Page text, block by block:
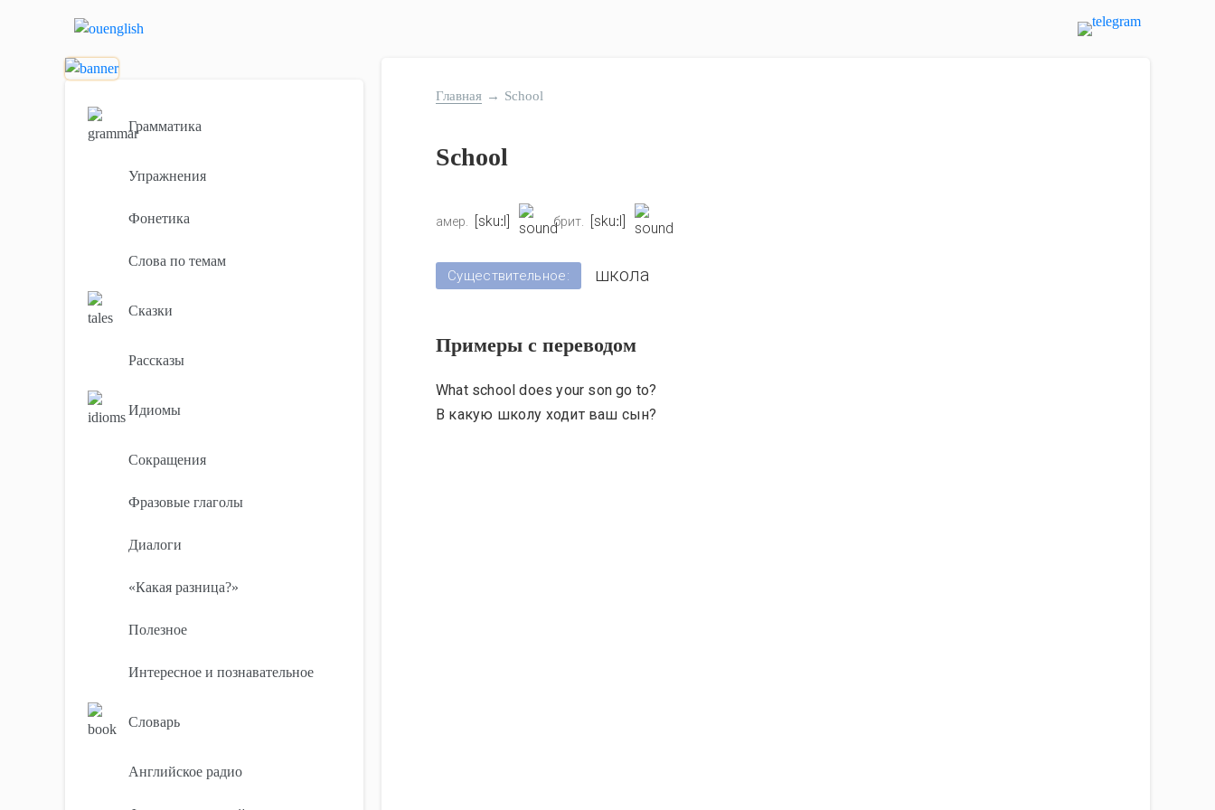
Главная → School
School
амер. [skuːl] брит. [skuːl]
Существительное: школа
Примеры с переводом
What school does your son go to?
В какую школу ходит ваш сын?
Грамматика
Упражнения
Фонетика
Слова по темам
Сказки
Рассказы
Идиомы
Сокращения
Фразовые глаголы
Диалоги
«Какая разница?»
Полезное
Интересное и познавательное
Словарь
Английское радио